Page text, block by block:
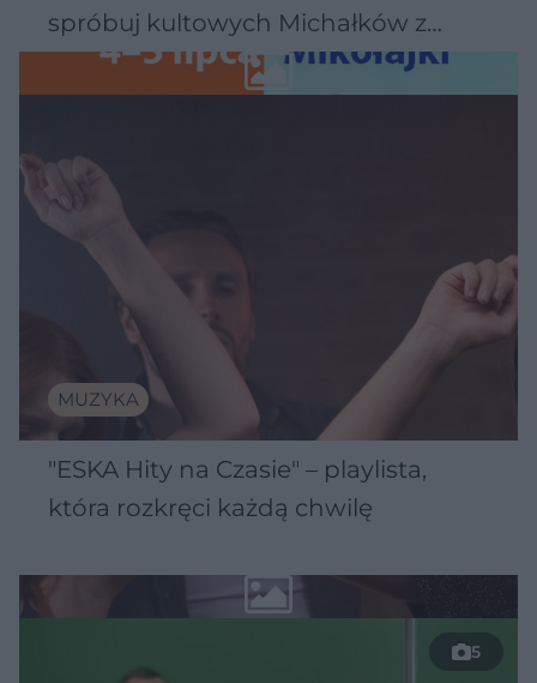
spróbuj kultowych Michałków z
Wawelu
MUZYKA
"ESKA Hity na Czasie" – playlista,
która rozkręci każdą chwilę
5